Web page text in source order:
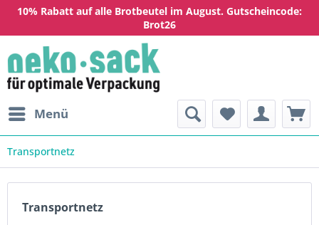
10% Rabatt auf alle Brotbeutel im August. Gutscheincode:
Brot26
Menü
Transportnetz
Transportnetz